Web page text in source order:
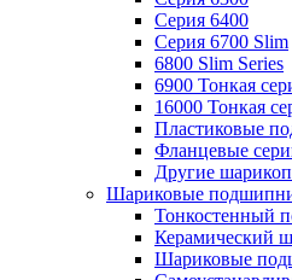
Серия 6400
Серия 6700 Slim
6800 Slim Series
6900 Тонкая
16000 Тонкая
Пластиковые
Фланцевые
Другие
Шариковые
Тонкостенный
Керамический
Шариковые